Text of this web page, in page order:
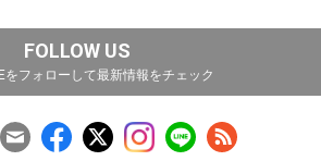
FOLLOW US
をフォローして最新情報をチェック